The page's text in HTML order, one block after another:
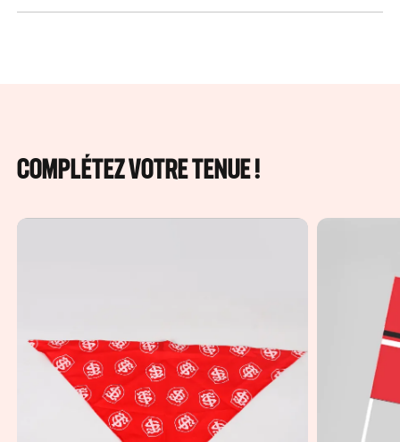
COMPLÉTEZ VOTRE TENUE !